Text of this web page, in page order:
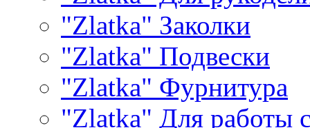
"Zlatka" Заколки
"Zlatka" Подвески
"Zlatka" Фурнитура
"Zlatka" Для работы